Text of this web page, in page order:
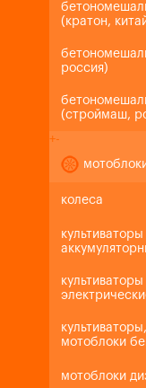
(кратон,
россия)
(строймаш,
+-
колеса
культиваторы
культиваторы
культиваторы,
мотоблоки
мотоблоки